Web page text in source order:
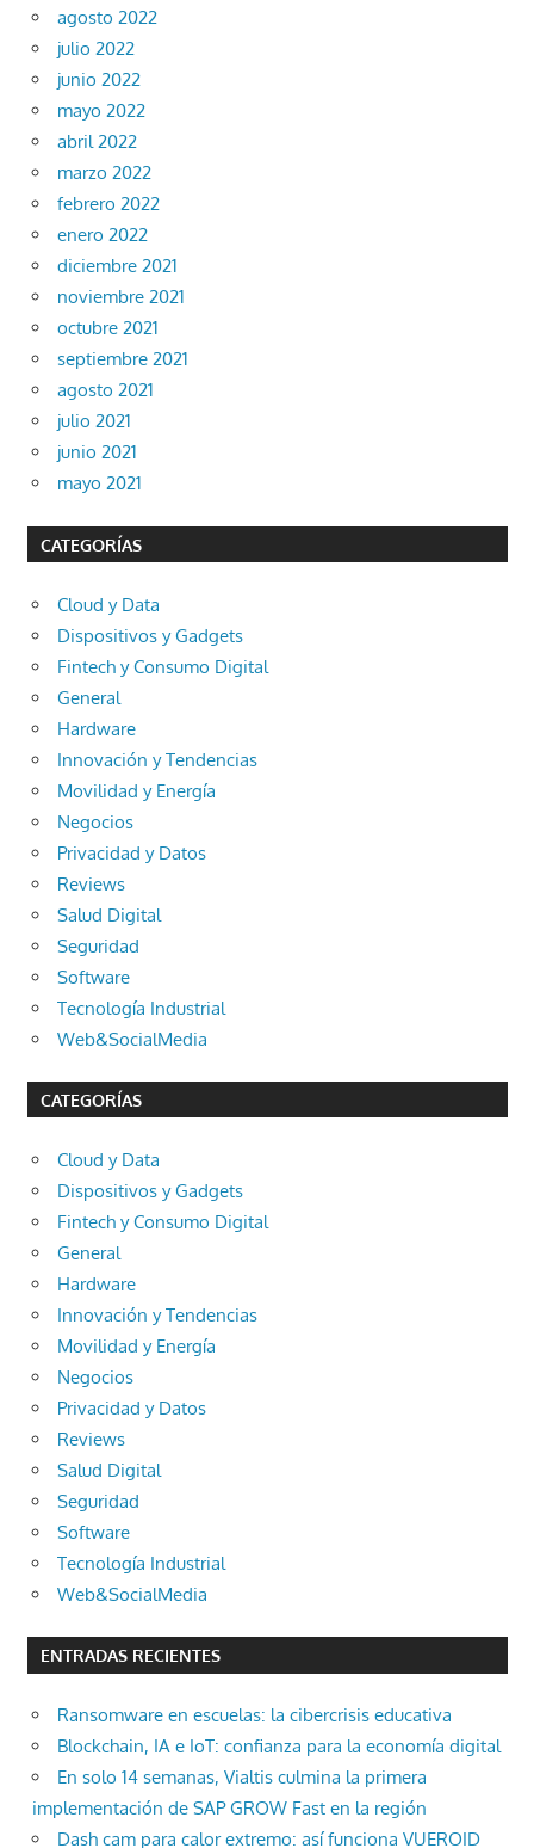
agosto 2022
julio 2022
junio 2022
mayo 2022
abril 2022
marzo 2022
febrero 2022
enero 2022
diciembre 2021
noviembre 2021
octubre 2021
septiembre 2021
agosto 2021
julio 2021
junio 2021
mayo 2021
CATEGORÍAS
Cloud y Data
Dispositivos y Gadgets
Fintech y Consumo Digital
General
Hardware
Innovación y Tendencias
Movilidad y Energía
Negocios
Privacidad y Datos
Reviews
Salud Digital
Seguridad
Software
Tecnología Industrial
Web&SocialMedia
CATEGORÍAS
Cloud y Data
Dispositivos y Gadgets
Fintech y Consumo Digital
General
Hardware
Innovación y Tendencias
Movilidad y Energía
Negocios
Privacidad y Datos
Reviews
Salud Digital
Seguridad
Software
Tecnología Industrial
Web&SocialMedia
ENTRADAS RECIENTES
Ransomware en escuelas: la cibercrisis educativa
Blockchain, IA e IoT: confianza para la economía digital
En solo 14 semanas, Vialtis culmina la primera
implementación de SAP GROW Fast en la región
Dash cam para calor extremo: así funciona VUEROID